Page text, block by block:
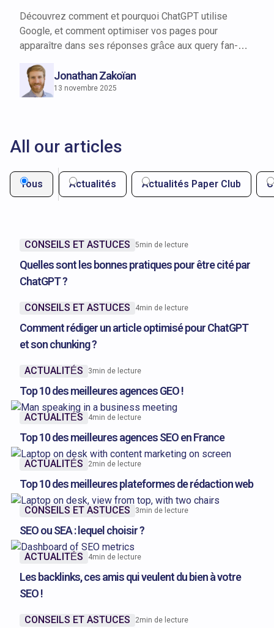
Découvrez comment et pourquoi ChatGPT utilise
Google, et comment optimiser vos pages pour
apparaître dans ses réponses grâce aux query fan-
Jonathan Zakoïan
13 novembre 2025
All our articles
Tous Actualités Actualités Paper Club
CONSEILS ET ASTUCES 5min de lecture
Quelles sont les bonnes pratiques pour être cité par
ChatGPT ?
CONSEILS ET ASTUCES 4min de lecture
Comment rédiger un article optimisé pour ChatGPT
et son chunking ?
ACTUALITÉS 3min de lecture
Top 10 des meilleures agences GEO !
ACTUALITÉS 4min de lecture
Top 10 des meilleures agences SEO en France
ACTUALITÉS 2min de lecture
Top 10 des meilleures plateformes de rédaction web
CONSEILS ET ASTUCES 3min de lecture
SEO ou SEA : lequel choisir ?
ACTUALITÉS 4min de lecture
Les backlinks, ces amis qui veulent du bien à votre
SEO !
CONSEILS ET ASTUCES 2min de lecture